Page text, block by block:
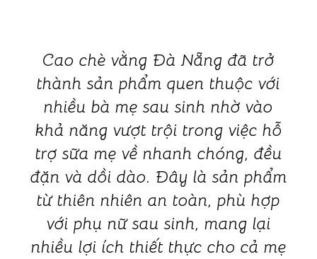
Cao chè vằng Đà Nẵng đã trở
thành sản phẩm quen thuộc với
nhiều bà mẹ sau sinh nhờ vào
khả năng vượt trội trong việc hỗ
trợ sữa mẹ về nhanh chóng, đều
đặn và dồi dào. Đây là sản phẩm
từ thiên nhiên an toàn, phù hợp
với phụ nữ sau sinh, mang lại
nhiều lợi ích thiết thực cho cả mẹ